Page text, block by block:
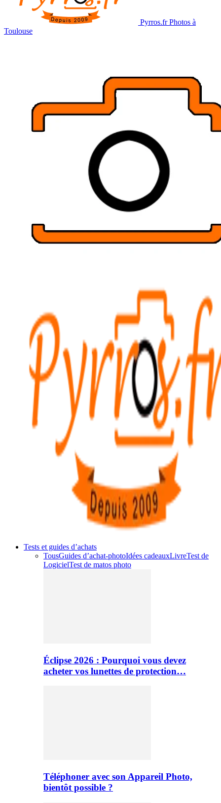
Pyrros.fr Photos à
Toulouse
Tests et guides d’achats
TousGuides d’achat-photoIdées cadeauxLivreTest de
LogicielTest de matos photo
Éclipse 2026 : Pourquoi vous devez
acheter vos lunettes de protection…
Téléphoner avec son Appareil Photo,
bientôt possible ?